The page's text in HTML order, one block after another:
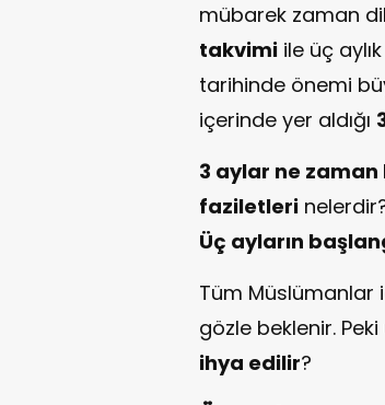
mübarek zaman
takvimi ile üç
tarihinde önemi
içerinde yer aldığı
3 aylar ne zaman
faziletleri
Üç ayların
Tüm Müslümanlar
gözle beklenir. Peki
ihya edilir?